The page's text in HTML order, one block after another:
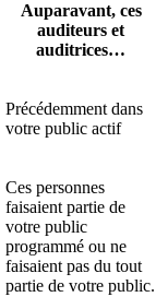
Auparavant, ces
auditeurs et
auditrices…
Précédemment dans
votre public actif
Ces personnes
faisaient partie de
votre public
programmé ou ne
faisaient pas du tout
partie de votre public.